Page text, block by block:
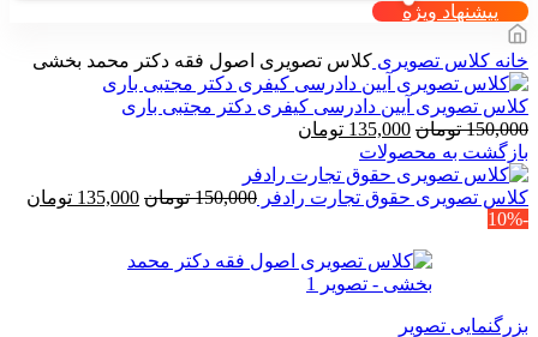
پیشنهاد ویژه
خانه کلاس تصویری کلاس تصویری اصول فقه دکتر محمد بخشی
کلاس تصویری آیین دادرسی کیفری دکتر مجتبی باری
150,000 تومان قیمت
اصلی
150,000 تومان
بود.
135,000 تومان
است.
بازگشت به محصولات
کلاس تصویری حقوق تجارت رادفر 150,000 تومان قیمت
بود.
135,000 تومان
-10%
بزرگنمایی تصویر